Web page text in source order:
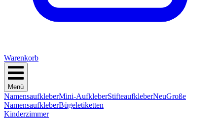
Warenkorb
Menü
NamensaufkleberMini-AufkleberStifteaufkleberNeuGroße
NamensaufkleberBügeletiketten
Kinderzimmer